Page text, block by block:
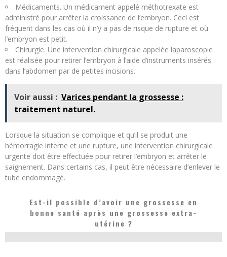
Médicaments. Un médicament appelé méthotrexate est
administré pour arrêter la croissance de l’embryon. Ceci est
fréquent dans les cas où il n’y a pas de risque de rupture et où
l’embryon est petit.
Chirurgie. Une intervention chirurgicale appelée laparoscopie
est réalisée pour retirer l’embryon à l’aide d’instruments insérés
dans l’abdomen par de petites incisions.
Voir aussi : Varices pendant la grossesse :
traitement naturel.
Lorsque la situation se complique et qu’il se produit une
hémorragie interne et une rupture, une intervention chirurgicale
urgente doit être effectuée pour retirer l’embryon et arrêter le
saignement. Dans certains cas, il peut être nécessaire d’enlever le
tube endommagé.
Est-il possible d’avoir une grossesse en
bonne santé après une grossesse extra-
utérine ?